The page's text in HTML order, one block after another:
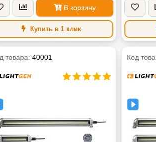
В корзину
Купить в 1 клик
Масса
товара: 40001 Код